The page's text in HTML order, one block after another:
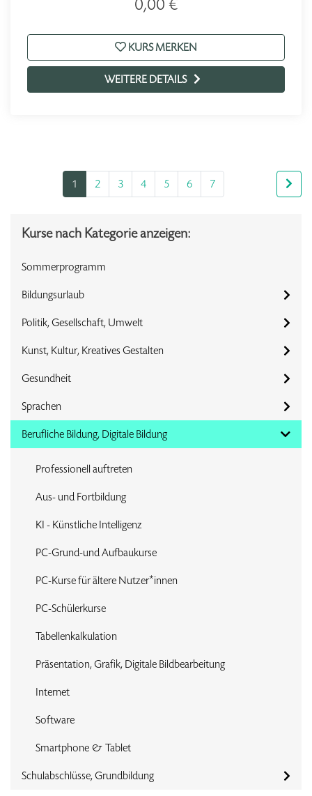
0,00 €
KURS MERKEN
WEITERE DETAILS
1 2 3 4 5 6 7
Kurse nach Kategorie anzeigen:
Sommerprogramm
Bildungsurlaub
Politik, Gesellschaft, Umwelt
Kunst, Kultur, Kreatives Gestalten
Gesundheit
Sprachen
Berufliche Bildung, Digitale Bildung
Professionell auftreten
Aus- und Fortbildung
KI - Künstliche Intelligenz
PC-Grund-und Aufbaukurse
PC-Kurse für ältere Nutzer*innen
PC-Schülerkurse
Tabellenkalkulation
Präsentation, Grafik, Digitale Bildbearbeitung
Internet
Software
Smartphone & Tablet
Schulabschlüsse, Grundbildung